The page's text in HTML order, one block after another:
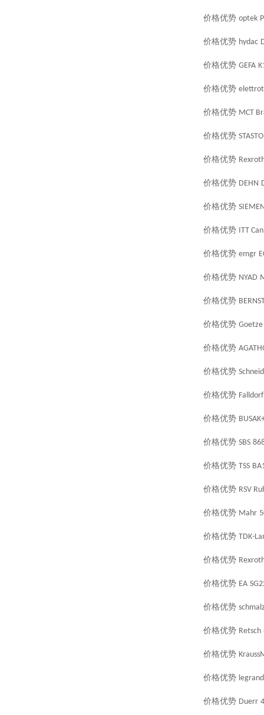
价格优势 optek
价格优势 hydac
价格优势 GEFA
价格优势
价格优势 MCT
价格优势 STASTO
价格优势
价格优势 DEHN
价格优势
价格优势 ITT
价格优势 emgr
价格优势 NYAD
价格优势
价格优势 Goetze
价格优势
价格优势
价格优势 Falldorf
价格优势
价格优势 SBS
价格优势 TSS
价格优势 RSV
价格优势 Mahr
价格优势 TDK-
价格优势
价格优势 EA
价格优势
价格优势 Retsch
价格优势
价格优势 legrand
价格优势 Duerr